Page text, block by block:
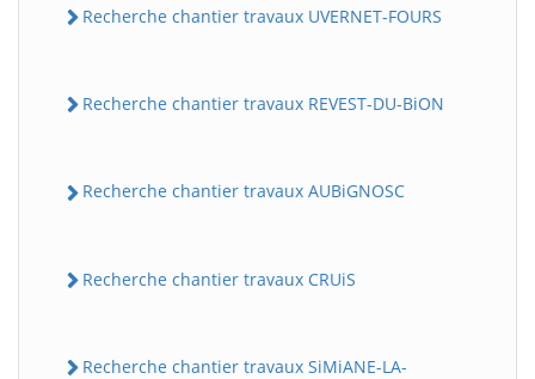
Recherche chantier travaux UVERNET-FOURS
Recherche chantier travaux REVEST-DU-BiON
Recherche chantier travaux AUBiGNOSC
Recherche chantier travaux CRUiS
Recherche chantier travaux SiMiANE-LA-